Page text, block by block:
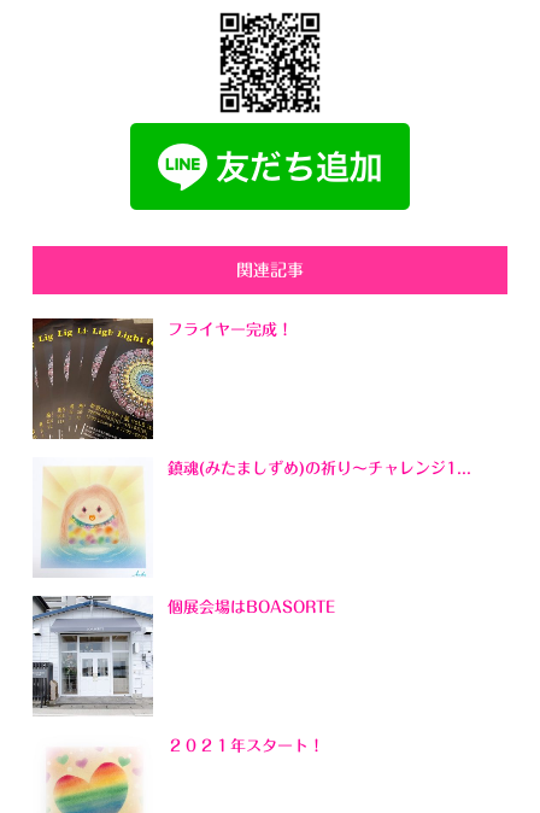
関連記事
フライヤー完成！
鎮魂(みたましずめ)の祈り～チャレンジ1...
個展会場はBOASORTE
２０２１年スタート！